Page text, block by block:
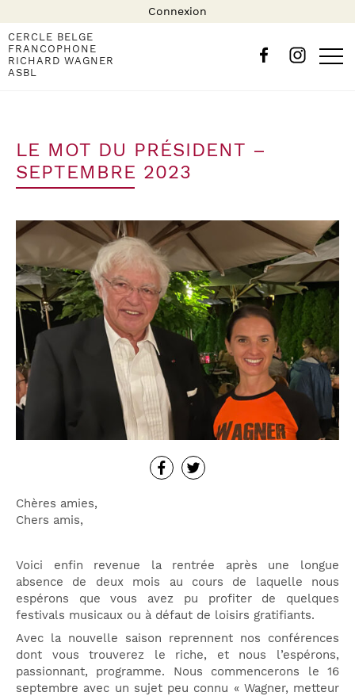
Connexion
CERCLE BELGE
FRANCOPHONE
RICHARD WAGNER
ASBL
LE MOT DU PRÉSIDENT –
SEPTEMBRE 2023
Chères amies,
Chers amis,
Voici enfin revenue la rentrée après une longue
absence de deux mois au cours de laquelle nous
espérons que vous avez pu profiter de quelques
festivals musicaux ou à défaut de loisirs gratifiants.
Avec la nouvelle saison reprennent nos conférences
dont vous trouverez le riche, et nous l’espérons,
passionnant, programme. Nous commencerons le 16
septembre avec un sujet peu connu « Wagner, metteur